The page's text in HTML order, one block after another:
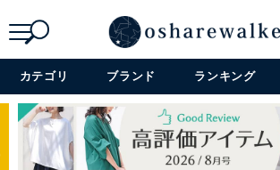
カテゴリ ブランド ランキング